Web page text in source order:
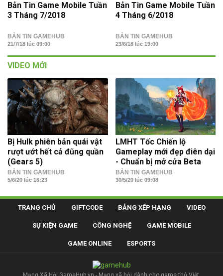
Bản Tin Game Mobile Tuần
3 Tháng 7/2018
BẢN TIN GAMEHUB
21/7/18 lúc 09:00
Bản Tin Game Mobile Tuần
4 Tháng 6/2018
BẢN TIN GAMEHUB
23/6/18 lúc 19:00
VIDEO MỚI
Bị Hulk phiên bản quái vật
rượt ướt hết cả đũng quần
(Gears 5)
BẢN TIN GAMEHUB
5/6/20 lúc 16:23
LMHT Tốc Chiến lộ
Gameplay mới đẹp điên dại
- Chuẩn bị mở cửa Beta
BẢN TIN GAMEHUB
30/5/20 lúc 09:08
TRANG CHỦ GIFTCODE BẢNG XẾP HẠNG VIDEO
SỰ KIỆN GAME CÔNG NGHỆ GAME MOBILE
GAME ONLINE ESPORTS